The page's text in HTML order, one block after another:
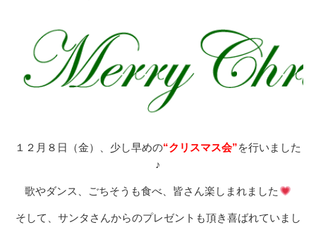
１２月８日（金）、少し早めの“クリスマス会”を行いました
♪
歌やダンス、ごちそうも食べ、皆さん楽しまれました
そして、サンタさんからのプレゼントも頂き喜ばれていまし